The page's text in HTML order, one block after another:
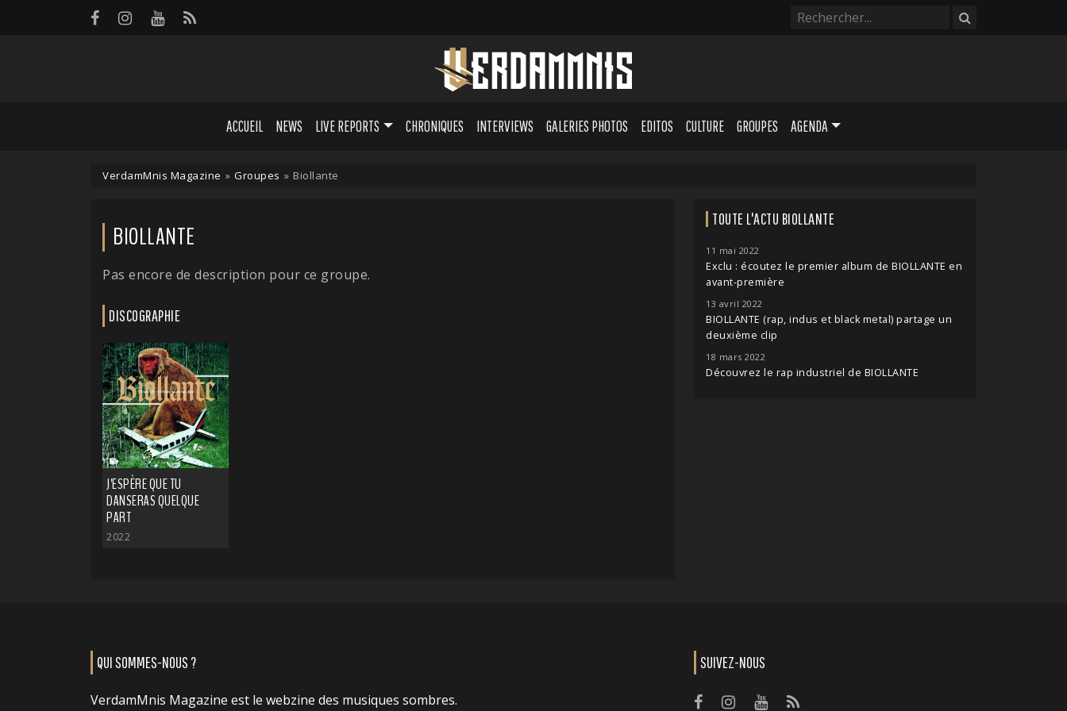
ACCUEIL NEWS LIVE REPORTS CHRONIQUES INTERVIEWS GALERIES PHOTOS EDITOS CULTURE GROUPES AGENDA
VerdamMnis Magazine » Groupes » Biollante
BIOLLANTE
Pas encore de description pour ce groupe.
DISCOGRAPHIE
J'ESPÈRE QUE TU
DANSERAS QUELQUE
PART
2022
TOUTE L'ACTU BIOLLANTE
11 mai 2022
Exclu : écoutez le premier album de BIOLLANTE en
avant-première
13 avril 2022
BIOLLANTE (rap, indus et black metal) partage un
deuxième clip
18 mars 2022
Découvrez le rap industriel de BIOLLANTE
QUI SOMMES-NOUS ?
VerdamMnis Magazine est le webzine des musiques sombres.
SUIVEZ-NOUS
Panneau de gestion des cookies